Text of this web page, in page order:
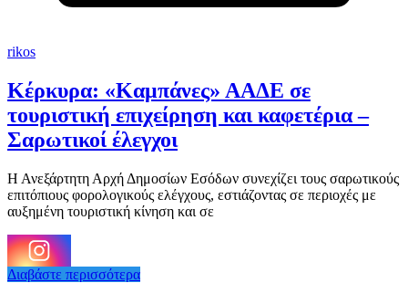
rikos
Κέρκυρα: «Καμπάνες» ΑΑΔΕ σε
τουριστική επιχείρηση και καφετέρια –
Σαρωτικοί έλεγχοι
Η Ανεξάρτητη Αρχή Δημοσίων Εσόδων συνεχίζει τους σαρωτικούς
επιτόπιους φορολογικούς ελέγχους, εστιάζοντας σε περιοχές με
αυξημένη τουριστική κίνηση και σε
Διαβάστε περισσότερα